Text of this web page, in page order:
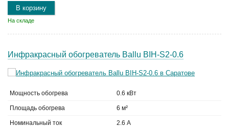
В корзину
На складе
Инфракрасный обогреватель Ballu BIH-S2-0.6
Мощность обогрева 0.6 кВт
Площадь обогрева 6 м²
Номинальный ток 2.6 А